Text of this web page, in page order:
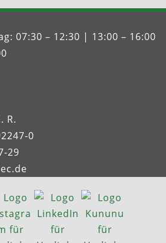
07:30 – 12:30 | 13:00 – 16:00
R.